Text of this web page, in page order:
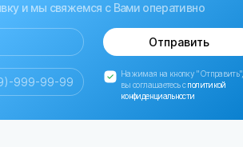
и мы свяжемся с Вами оперативно
Отправить
Нажимая на кнопку "Отправить",
вы соглашаетесь сполитикой
конфиденциальности